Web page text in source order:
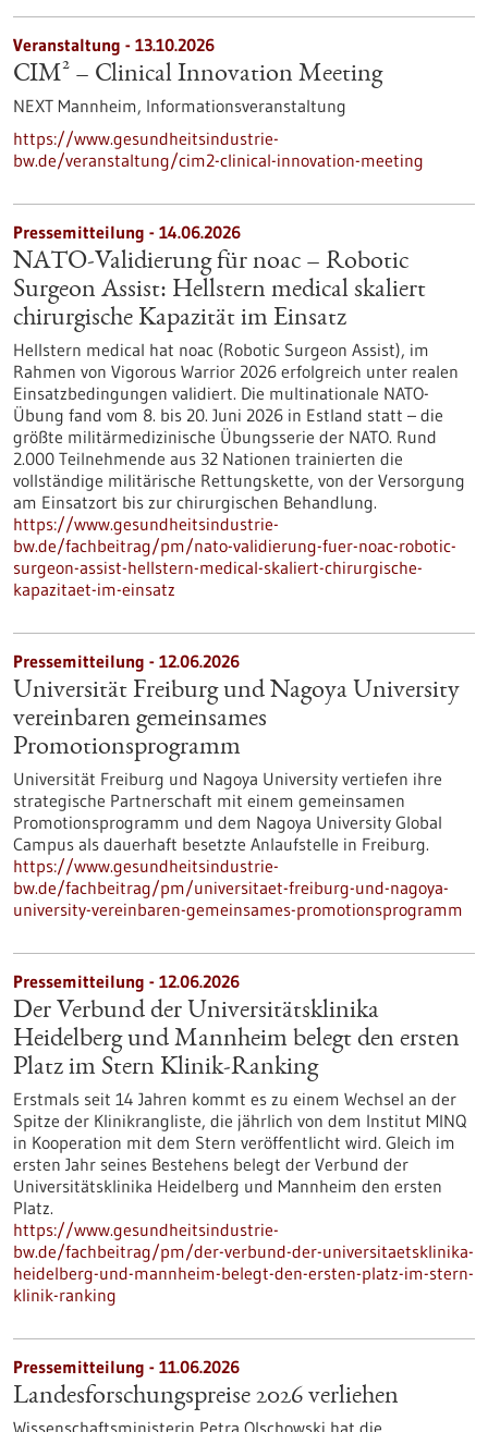
Veranstaltung - 13.10.2026
CIM² – Clinical Innovation Meeting
NEXT Mannheim, Informationsveranstaltung
https://www.gesundheitsindustrie-
bw.de/veranstaltung/cim2-clinical-innovation-meeting
Pressemitteilung - 14.06.2026
NATO-Validierung für noac – Robotic
Surgeon Assist: Hellstern medical skaliert
chirurgische Kapazität im Einsatz
Hellstern medical hat noac (Robotic Surgeon Assist), im
Rahmen von Vigorous Warrior 2026 erfolgreich unter realen
Einsatzbedingungen validiert. Die multinationale NATO-
Übung fand vom 8. bis 20. Juni 2026 in Estland statt – die
größte militärmedizinische Übungsserie der NATO. Rund
2.000 Teilnehmende aus 32 Nationen trainierten die
vollständige militärische Rettungskette, von der Versorgung
am Einsatzort bis zur chirurgischen Behandlung.
https://www.gesundheitsindustrie-
bw.de/fachbeitrag/pm/nato-validierung-fuer-noac-robotic-
surgeon-assist-hellstern-medical-skaliert-chirurgische-
kapazitaet-im-einsatz
Pressemitteilung - 12.06.2026
Universität Freiburg und Nagoya University
vereinbaren gemeinsames
Promotionsprogramm
Universität Freiburg und Nagoya University vertiefen ihre
strategische Partnerschaft mit einem gemeinsamen
Promotionsprogramm und dem Nagoya University Global
Campus als dauerhaft besetzte Anlaufstelle in Freiburg.
https://www.gesundheitsindustrie-
bw.de/fachbeitrag/pm/universitaet-freiburg-und-nagoya-
university-vereinbaren-gemeinsames-promotionsprogramm
Pressemitteilung - 12.06.2026
Der Verbund der Universitätsklinika
Heidelberg und Mannheim belegt den ersten
Platz im Stern Klinik-Ranking
Erstmals seit 14 Jahren kommt es zu einem Wechsel an der
Spitze der Klinikrangliste, die jährlich von dem Institut MINQ
in Kooperation mit dem Stern veröffentlicht wird. Gleich im
ersten Jahr seines Bestehens belegt der Verbund der
Universitätsklinika Heidelberg und Mannheim den ersten
Platz.
https://www.gesundheitsindustrie-
bw.de/fachbeitrag/pm/der-verbund-der-universitaetsklinika-
heidelberg-und-mannheim-belegt-den-ersten-platz-im-stern-
klinik-ranking
Pressemitteilung - 11.06.2026
Landesforschungspreise 2026 verliehen
Wissenschaftsministerin Petra Olschowski hat die